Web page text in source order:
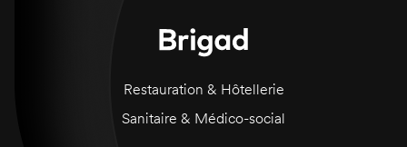
Restauration & Hôtellerie
Sanitaire & Médico-social